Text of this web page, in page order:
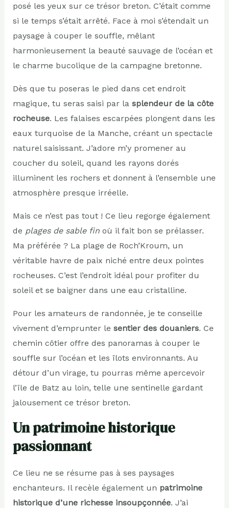
posé les yeux sur ce trésor breton. C’était comme
si le temps s’était arrêté. Face à moi s’étendait un
paysage à couper le souffle, mêlant
harmonieusement la beauté sauvage de l’océan et
le charme bucolique de la campagne bretonne.
Dès que tu poseras le pied dans cet endroit
magique, tu seras saisi par la splendeur de la côte
rocheuse. Les falaises escarpées plongent dans les
eaux turquoise de la Manche, créant un spectacle
naturel saisissant. J’adore m’y promener au
coucher du soleil, quand les rayons dorés
illuminent les rochers et donnent à l’ensemble une
atmosphère presque irréelle.
Mais ce n’est pas tout ! Ce lieu regorge également
de plages de sable finoù il fait bon se prélasser.
Ma préférée ? La plage de Roch’Kroum, un
véritable havre de paix niché entre deux pointes
rocheuses. C’est l’endroit idéal pour profiter du
soleil et se baigner dans une eau cristalline.
Pour les amateurs de randonnée, je te conseille
vivement d’emprunter le sentier des douaniers. Ce
chemin côtier offre des panoramas à couper le
souffle sur l’océan et les îlots environnants. Au
détour d’un virage, tu pourras même apercevoir
l’île de Batz au loin, telle une sentinelle gardant
jalousement ce trésor breton.
Un patrimoine historique
passionnant
Ce lieu ne se résume pas à ses paysages
enchanteurs. Il recèle également un patrimoine
historique d’une richesse insoupçonnée. J’ai